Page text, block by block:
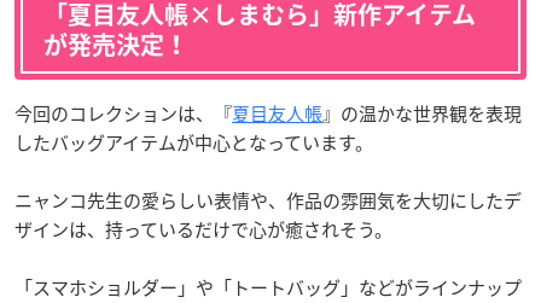
「夏目友人帳×しまむら」新作アイテム
が発売決定！
今回のコレクションは、『夏目友人帳』の温かな世界観を表現
したバッグアイテムが中心となっています。
ニャンコ先生の愛らしい表情や、作品の雰囲気を大切にしたデ
ザインは、持っているだけで心が癒されそう。
「スマホショルダー」や「トートバッグ」などがラインナップ